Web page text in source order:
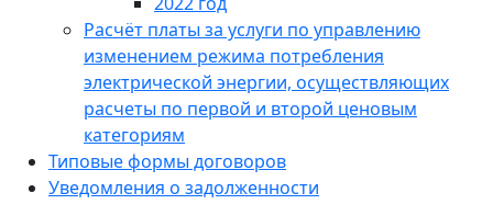
Расчёт платы за услуги по управлению
изменением режима потребления
электрической энергии, осуществляющих
расчеты по первой и второй ценовым
категориям
Типовые формы договоров
Уведомления о задолженности